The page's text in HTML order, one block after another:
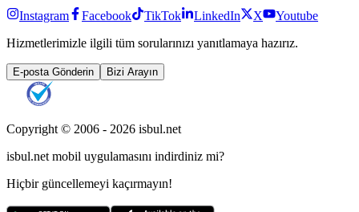
Instagram Facebook TikTok LinkedIn X
Youtube
Hizmetlerimizle ilgili tüm sorularınızı yanıtlamaya hazırız.
E-posta Gönderin Bizi Arayın
Copyright © 2006 - 2026 isbul.net
isbul.net mobil uygulamasını indirdiniz mi?
Hiçbir güncellemeyi kaçırmayın!